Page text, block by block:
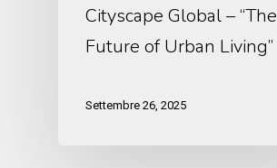
Cityscape Global – “The
Future of Urban Living”
Settembre 26, 2025